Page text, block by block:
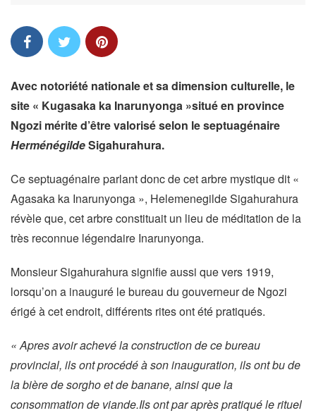
Avec notoriété nationale et sa dimension culturelle, le
site « Kugasaka ka Inarunyonga »situé en province
Ngozi mérite d’être valorisé selon le septuagénaire
HerménégildeSigahurahura.
Ce septuagénaire parlant donc de cet arbre mystique dit «
Agasaka ka Inarunyonga », Helemenegilde Sigahurahura
révèle que, cet arbre constituait un lieu de méditation de la
très reconnue légendaire Inarunyonga.
Monsieur Sigahurahura signifie aussi que vers 1919,
lorsqu’on a inauguré le bureau du gouverneur de Ngozi
érigé à cet endroit, différents rites ont été pratiqués.
« Apres avoir achevé la construction de ce bureau
provincial, ils ont procédé à son inauguration, ils ont bu de
la bière de sorgho et de banane, ainsi que la
consommation de viande.Ils ont par après pratiqué le rituel